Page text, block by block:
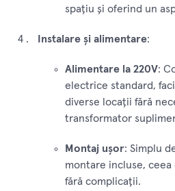
spațiu și oferind un
Instalare și alimentare:
Alimentare la 220V:
electrice standard,
diverse locații fără
transformator
Montaj ușor: Simplu
montare incluse, ceea
fără complicații.